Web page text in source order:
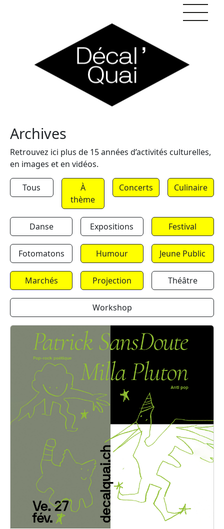
Archives
Retrouvez ici plus de 15 années d’activités culturelles,
en images et en vidéos.
Tous
À
thème
Concerts Culinaire
Danse Expositions Festival
Fotomatons Humour Jeune Public
Marchés Projection Théâtre
Workshop